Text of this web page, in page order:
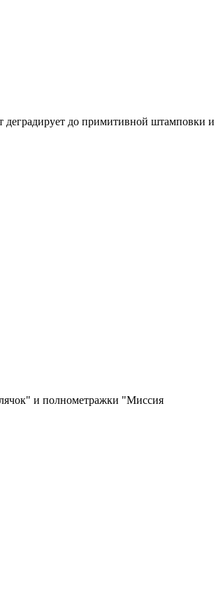
деградирует до примитивной штамповки и
и полнометражки "Миссия